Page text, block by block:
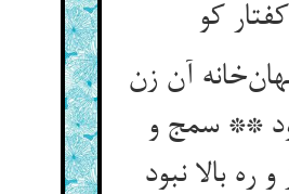
کفتار کو
آن زن
** سمج و
ره بالا نبود